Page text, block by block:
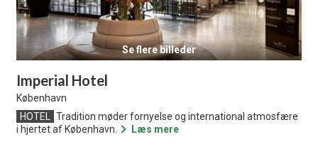
Imperial Hotel
København
HOTEL
Tradition møder fornyelse og international atmosfære
i hjertet af København.
Læs mere
Se flere billeder